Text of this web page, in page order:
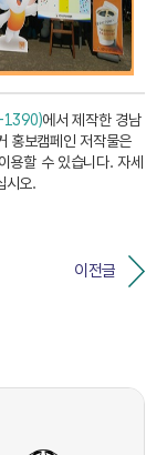
1390)에서 제작한 경남
홍보캠페인 저작물은
용할 수 있습니다. 자세
시오.
이전글